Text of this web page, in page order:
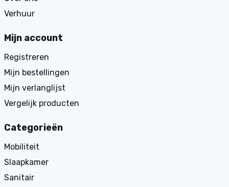
Verhuur
Mijn account
Registreren
Mijn bestellingen
Mijn verlanglijst
Vergelijk producten
Categorieën
Mobiliteit
Slaapkamer
Sanitair